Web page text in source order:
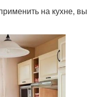
на кухне, вы